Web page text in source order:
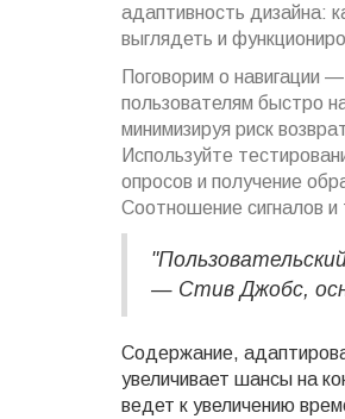
адаптивность дизайна:
выглядеть и
Поговорим о навигации
пользователям быстро
минимизируя риск
Используйте
опросов и получение
Соотношение сигналов и
— Стив Джобс,
Содержание,
увеличивает шансы на
ведет к увеличению